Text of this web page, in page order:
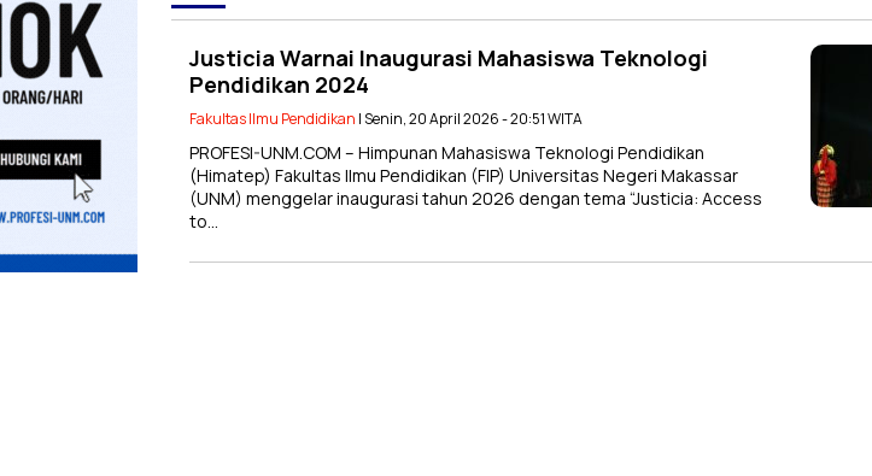
Justicia Warnai Inaugurasi Mahasiswa Teknologi
Pendidikan 2024
Fakultas Ilmu Pendidikan | Senin, 20 April 2026 - 20:51 WITA
PROFESI-UNM.COM – Himpunan Mahasiswa Teknologi Pendidikan
(Himatep) Fakultas Ilmu Pendidikan (FIP) Universitas Negeri Makassar
(UNM) menggelar inaugurasi tahun 2026 dengan tema “Justicia: Access
to…